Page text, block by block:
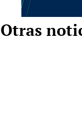
Otras